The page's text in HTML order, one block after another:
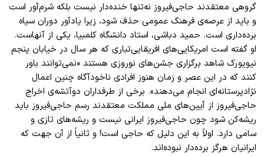
گروهی معتقدند حاجی‌فیروز نه‌تنها خنده‌دار نیست بلکه شرم‌آور است
و باید از عرصه‌ی فرهنگ عمومی حذف شود، زیرا یادآور دوران سیاه
برده‌داری است. حمید دباشی، استاد دانشگاه کلمبیا، یکی از آنهاست.
او گفته است امریکایی‌‌های افریقایی‌‌تباری که هر سال در خیابان پنجم
نیویورک شاهد برگزاری جشن‌های نوروزی هستند «نمی‌توانند باور
کنند که در این عصر و زمان هنوز افرادی ناخودآگاه چنین اعمال
نژادپرستانه‌ای انجام می‌دهند». برخی از طرفداران دوآتشه‌‌ی اخراج
حاجی‌فیروز از آیین‌های ملی مملکت‌ معتقدند رسم حاجی‌فیروز باید
ریشه‌کن شود چون حاجی‌فیروز ایرانی نیست و ریشه‌های تازی و
سامی دارد. اولاً به این دلیل که حاجی است! و ثانیاً از آن جهت که
ایرانیان هرگز برده‌دار نبوده‌اند.